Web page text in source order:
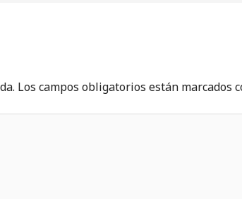
Los campos obligatorios están marcados